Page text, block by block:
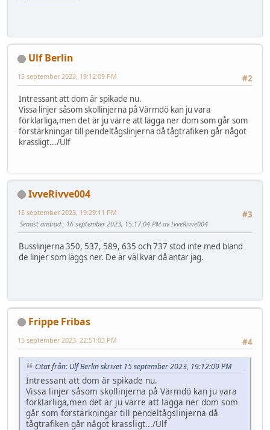
Ulf Berlin
#2
15 september 2023, 19:12:09 PM
Intressant att dom är spikade nu.
Vissa linjer såsom skollinjerna på Värmdö kan ju vara
förklarliga,men det är ju värre att lägga ner dom som går som
förstärkningar till pendeltågslinjerna då tågtrafiken går något
krassligt.../Ulf
IvveRivve004
#3
15 september 2023, 19:29:11 PM
Senast ändrad:: 16 september 2023, 15:17:04 PM av IvveRivve004
Busslinjerna 350, 537, 589, 635 och 737 stod inte med bland
de linjer som läggs ner. De är väl kvar då antar jag.
Frippe Fribas
#4
15 september 2023, 22:51:03 PM
Citat från: Ulf Berlin skrivet 15 september 2023, 19:12:09 PM
Intressant att dom är spikade nu.
Vissa linjer såsom skollinjerna på Värmdö kan ju vara
förklarliga,men det är ju värre att lägga ner dom som
går som förstärkningar till pendeltågslinjerna då
tågtrafiken går något krassligt.../Ulf